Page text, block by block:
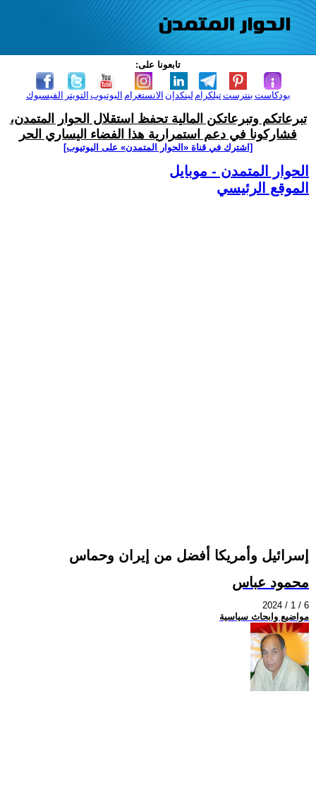
تابعونا على:
الفيسبوك التويتر اليوتيوب الانستغرام لينكدإن تيلكرامبنترست بودكاست
تبرعاتكم وتبرعاتكن المالية تحفظ استقلال الحوار المتمدن،
فشاركونا في دعم استمرارية هذا الفضاء اليساري الحر
[اشترك في قناة ‫«الحوار المتمدن» على اليوتيوب]
الحوار المتمدن - موبايل
الموقع الرئيسي
إسرائيل وأمريكا أفضل من إيران وحماس
محمود عباس
2024 / 1 / 6
مواضيع وابحاث سياسية